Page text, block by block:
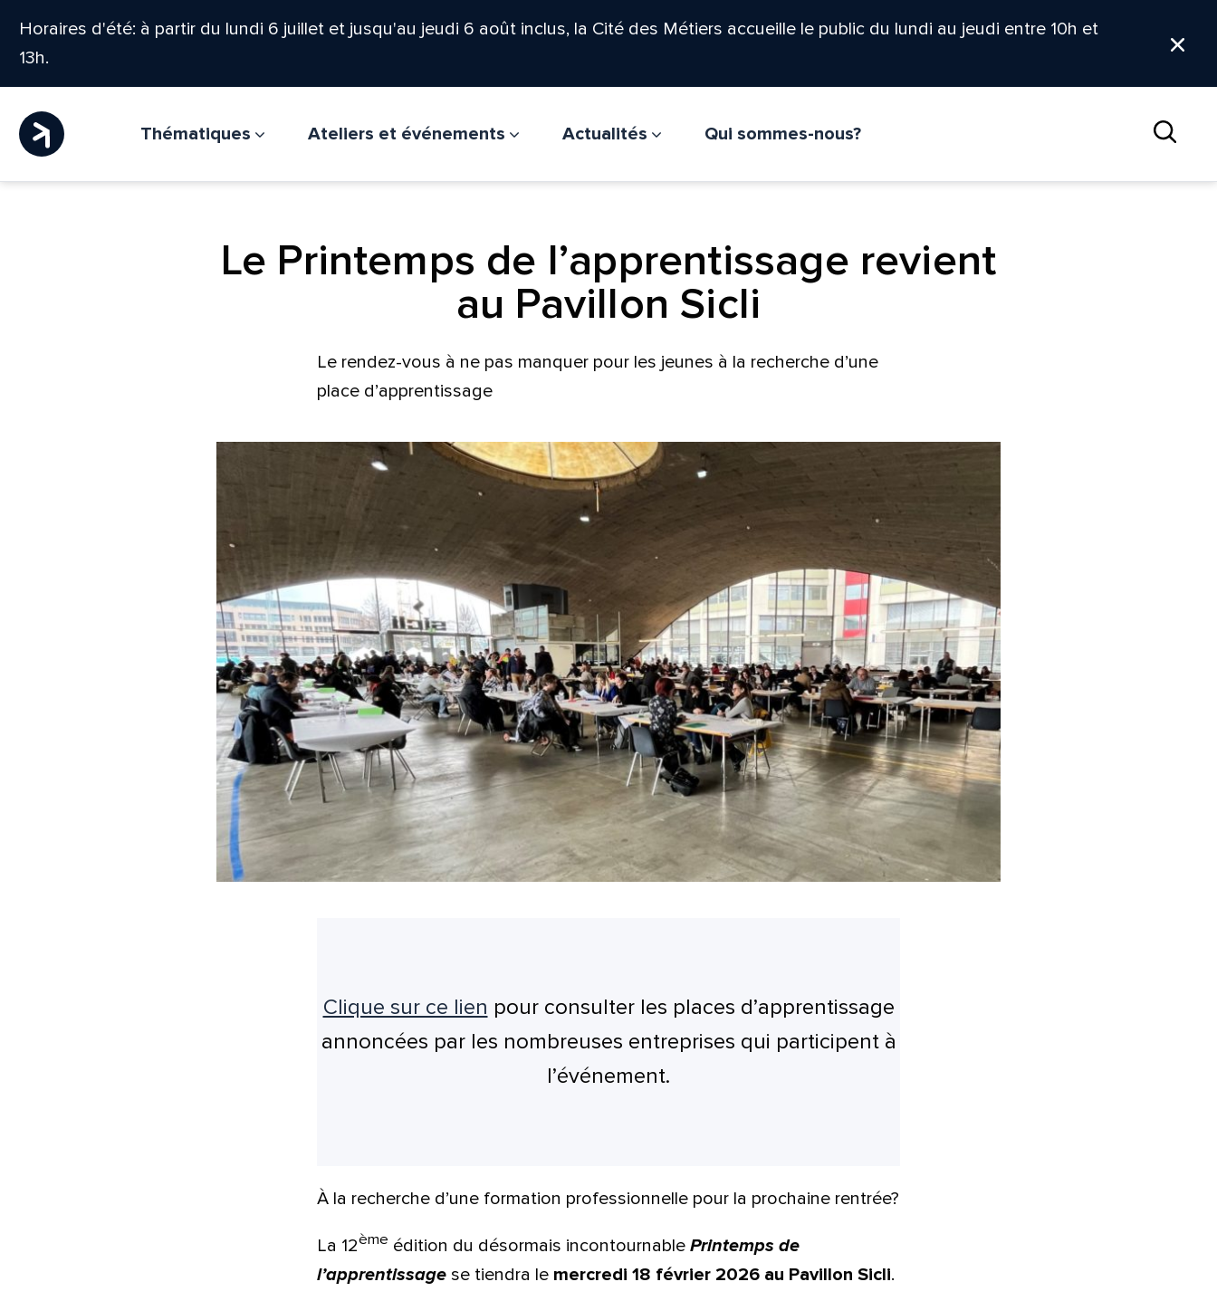
Horaires d'été: à partir du lundi 6 juillet et jusqu'au jeudi 6 août inclus, la Cité des Métiers accueille le public du lundi au jeudi entre 10h et
13h.
Thématiques Ateliers et événements Actualités
Qui sommes-nous?
Le Printemps de l’apprentissage revient
au Pavillon Sicli
Le rendez-vous à ne pas manquer pour les jeunes à la recherche d’une
place d’apprentissage
Clique sur ce lien pour consulter les places d’apprentissage
annoncées par les nombreuses entreprises qui participent à
l’événement.
À la recherche d’une formation professionnelle pour la prochaine rentrée?
La 12ème édition du désormais incontournablePrintemps de
l’apprentissage se tiendra le mercredi 18 février 2026 au Pavillon Sicli.